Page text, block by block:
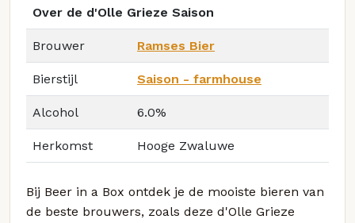
Over de d'Olle Grieze Saison
Brouwer Ramses Bier
Bierstijl Saison - farmhouse
Alcohol 6.0%
Herkomst Hooge Zwaluwe
Bij Beer in a Box ontdek je de mooiste bieren van
de beste brouwers, zoals deze d'Olle Grieze